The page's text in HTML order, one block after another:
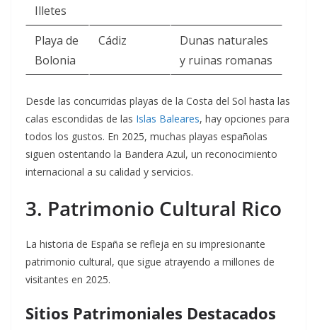
Illetes
Playa de
Bolonia
Cádiz
Dunas naturales
y ruinas romanas
Desde las concurridas playas de la Costa del Sol hasta las
calas escondidas de las Islas Baleares, hay opciones para
todos los gustos. En 2025, muchas playas españolas
siguen ostentando la Bandera Azul, un reconocimiento
internacional a su calidad y servicios.
3. Patrimonio Cultural Rico
La historia de España se refleja en su impresionante
patrimonio cultural, que sigue atrayendo a millones de
visitantes en 2025.
Sitios Patrimoniales Destacados